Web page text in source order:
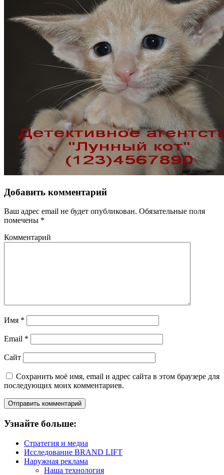
Добавить комментарий
Ваш адрес email не будет опубликован. Обязательные поля
помечены *
Комментарий
Имя *
Email *
Сайт
Сохранить моё имя, email и адрес сайта в этом браузере для
последующих моих комментариев.
Узнайте больше:
Стратегия и медиа
Исследование BRAND LIFT
Наружная реклама
Наша технология